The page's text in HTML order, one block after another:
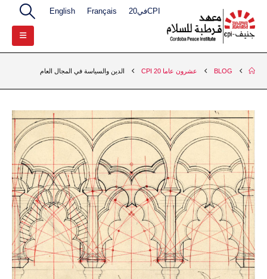
CPIفي20 Français
English
BLOG عشرون عاما 20 CPI الدين والسياسة في المجال العام